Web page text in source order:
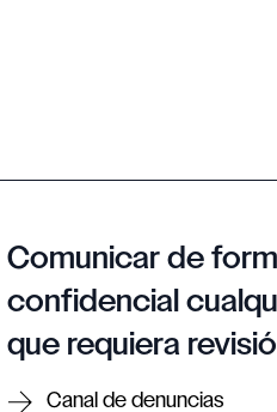
Comunicar de
confidencial
que requiera
Canal de denuncias